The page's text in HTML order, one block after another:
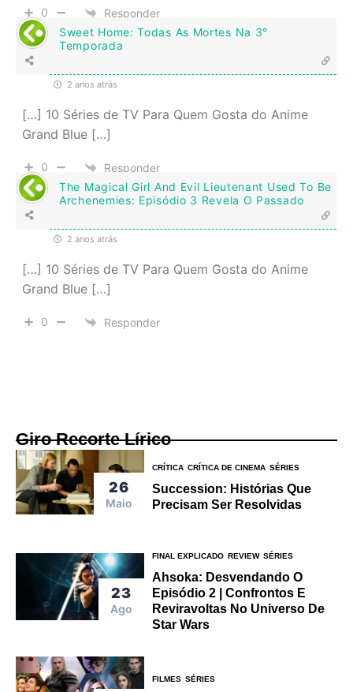
0
Responder
Sweet Home: Todas As Mortes Na 3°
Temporada
2 anos atrás
[…] 10 Séries de TV Para Quem Gosta do Anime
Grand Blue […]
0
Responder
The Magical Girl And Evil Lieutenant Used To Be
Archenemies: Episódio 3 Revela O Passado
2 anos atrás
[…] 10 Séries de TV Para Quem Gosta do Anime
Grand Blue […]
0 Responder
Giro Recorte Lírico
26
Maio
CRÍTICA CRÍTICA DE CINEMA SÉRIES
Succession: Histórias Que
Precisam Ser Resolvidas
23
Ago
FINAL EXPLICADO REVIEW SÉRIES
Ahsoka: Desvendando O
Episódio 2 | Confrontos E
Reviravoltas No Universo De
Star Wars
FILMES SÉRIES